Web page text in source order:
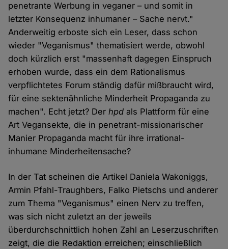
penetrante Werbung in veganer – und somit in
letzter Konsequenz inhumaner – Sache nervt."
Anderweitig erboste sich ein Leser, dass schon
wieder "Veganismus" thematisiert werde, obwohl
doch kürzlich erst "massenhaft dagegen Einspruch
erhoben wurde, dass ein dem Rationalismus
verpflichtetes Forum ständig dafür mißbraucht wird,
für eine sektenähnliche Minderheit Propaganda zu
machen". Echt jetzt? Derhpd als Plattform für eine
Art Vegansekte, die in penetrant-missionarischer
Manier Propaganda macht für ihre irrational-
inhumane Minderheitensache?
In der Tat scheinen die Artikel Daniela Wakoniggs,
Armin Pfahl-Traughbers, Falko Pietschs und anderer
zum Thema "Veganismus" einen Nerv zu treffen,
was sich nicht zuletzt an der jeweils
überdurchschnittlich hohen Zahl an Leserzuschriften
zeigt, die die Redaktion erreichen; einschließlich